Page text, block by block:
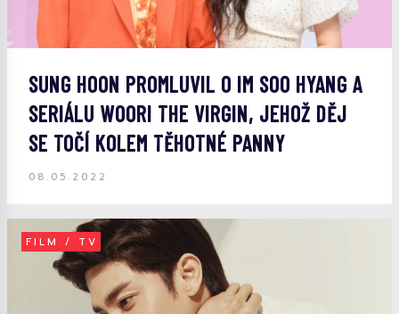
SUNG HOON PROMLUVIL O IM SOO HYANG A
SERIÁLU WOORI THE VIRGIN, JEHOŽ DĚJ
SE TOČÍ KOLEM TĚHOTNÉ PANNY
08.05.2022
FILM / TV